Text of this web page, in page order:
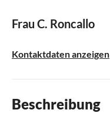
Frau C. Roncallo
Kontaktdaten anzeigen
Beschreibung